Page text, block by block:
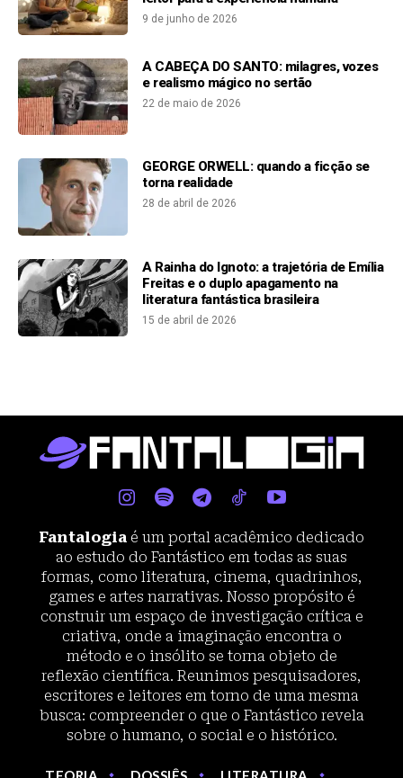
9 de junho de 2026
A CABEÇA DO SANTO: milagres, vozes
e realismo mágico no sertão
22 de maio de 2026
GEORGE ORWELL: quando a ficção se
torna realidade
28 de abril de 2026
A Rainha do Ignoto: a trajetória de Emília
Freitas e o duplo apagamento na
literatura fantástica brasileira
15 de abril de 2026
Fantalogia é um portal acadêmico dedicado
ao estudo do Fantástico em todas as suas
formas, como literatura, cinema, quadrinhos,
games e artes narrativas. Nosso propósito é
construir um espaço de investigação crítica e
criativa, onde a imaginação encontra o
método e o insólito se torna objeto de
reflexão científica. Reunimos pesquisadores,
escritores e leitores em torno de uma mesma
busca: compreender o que o Fantástico revela
sobre o humano, o social e o histórico.